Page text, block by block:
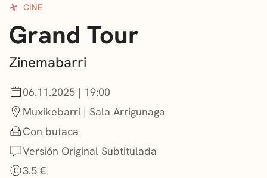
NOTICIAS
GETXO KULTURA
ASOCIACIONES CULTURALES
CINE
Grand Tour
Zinemabarri
06.11.2025 | 19:00
Muxikebarri | Sala Arrigunaga
Con butaca
Versión Original Subtitulada
3.5 €